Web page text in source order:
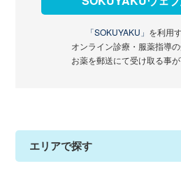
「SOKUYAKU」 を利用
オンライン診療・服薬指導
お薬を郵送にて受け取る事
エリアで探す